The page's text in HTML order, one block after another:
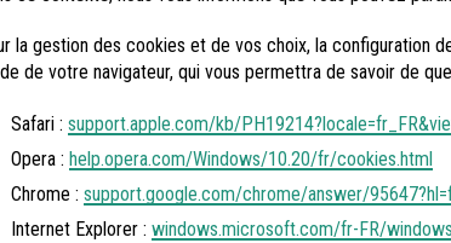
la gestion des cookies et de vos choix, la configuration
de votre navigateur, qui vous permettra de savoir de
Safari : support.apple.com/kb/
Opera : help.opera.com/Windows/10.20/fr/cookies.html
Chrome : support.google.com/chrome/answer/
Internet Explorer : windows.microsoft.com/fr-FR/